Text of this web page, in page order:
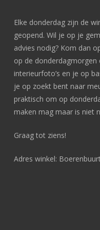
Elke donderdag zijn de
geopend. Wil je op je
advies nodig? Kom dan
op de
interieurfoto’s en je op
je op zoekt bent naar
praktisch om op
maken mag maar is niet
Graag tot ziens!
Adres winkel: